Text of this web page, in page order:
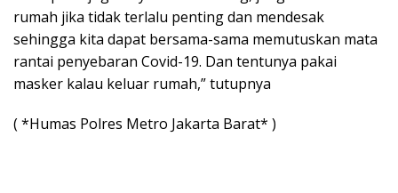
rumah jika tidak terlalu penting dan mendesak
sehingga kita dapat bersama-sama memutuskan mata
rantai penyebaran Covid-19. Dan tentunya pakai
masker kalau keluar rumah,” tutupnya
( *Humas Polres Metro Jakarta Barat* )